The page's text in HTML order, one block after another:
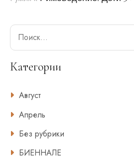
Search
Категории
Август
Апрель
Без рубрики
БИЕННАЛЕ